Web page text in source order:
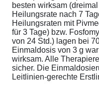
besten wirksam
Heilungsrate nach 7
Heilungsraten mit
für 3 Tage) bzw.
von 24 Std.) lagen bei
Einmaldosis von 3 g
wirksam. Alle
sicher. Die
Leitlinien-gerechte